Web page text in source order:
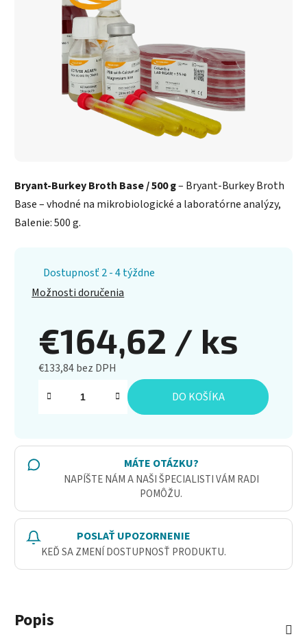
Bryant-Burkey Broth Base / 500 g– Bryant-Burkey Broth
Base – vhodné na mikrobiologické a laboratórne analýzy,
Balenie: 500 g.
Dostupnosť 2 - 4 týždne
Možnosti doručenia
€164,62 / ks
€133,84 bez DPH
Jednotková cena:
DO KOŠÍKA
MÁTE OTÁZKU?
NAPÍŠTE NÁM A NAŠI ŠPECIALISTI VÁM RADI
POMÔŽU.
POSLAŤ UPOZORNENIE
KEĎ SA ZMENÍ DOSTUPNOSŤ PRODUKTU.
Popis